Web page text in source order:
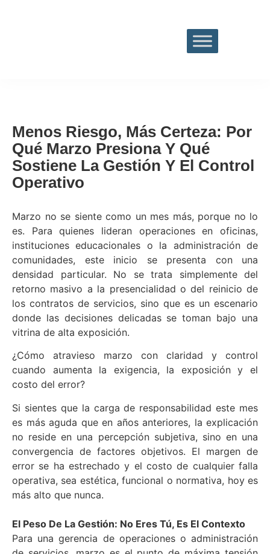
Menos Riesgo, Más Certeza: Por
Qué Marzo Presiona Y Qué
Sostiene La Gestión Y El Control
Operativo
Marzo no se siente como un mes más, porque no lo
es. Para quienes lideran operaciones en oficinas,
instituciones educacionales o la administración de
comunidades, este inicio se presenta con una
densidad particular. No se trata simplemente del
retorno masivo a la presencialidad o del reinicio de
los contratos de servicios, sino que es un escenario
donde las decisiones delicadas se toman bajo una
vitrina de alta exposición.
¿Cómo atravieso marzo con claridad y control
cuando aumenta la exigencia, la exposición y el
costo del error?
Si sientes que la carga de responsabilidad este mes
es más aguda que en años anteriores, la explicación
no reside en una percepción subjetiva, sino en una
convergencia de factores objetivos. El margen de
error se ha estrechado y el costo de cualquier falla
operativa, sea estética, funcional o normativa, hoy es
más alto que nunca.
El Peso De La Gestión: No Eres Tú, Es El Contexto
Para una gerencia de operaciones o administración